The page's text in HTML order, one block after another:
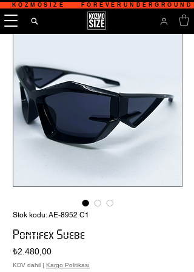
KOZMOSIZE    FOREVERUNDERGROUND
Stok kodu: AE-8952 C1
Pontifex Suebe
₺2.480,00Fiyat
KDV dahil | Kargo Politikası